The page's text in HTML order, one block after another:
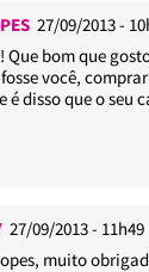
27/09/2013 -
Que bom que
fosse você,
é disso que o seu
27/09/2013 - 11h49
, muito